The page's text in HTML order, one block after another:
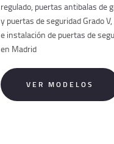
regulado, puertas antibalas de
y puertas de seguridad Grado
e instalación de puertas de
en Madrid
VER MODELOS